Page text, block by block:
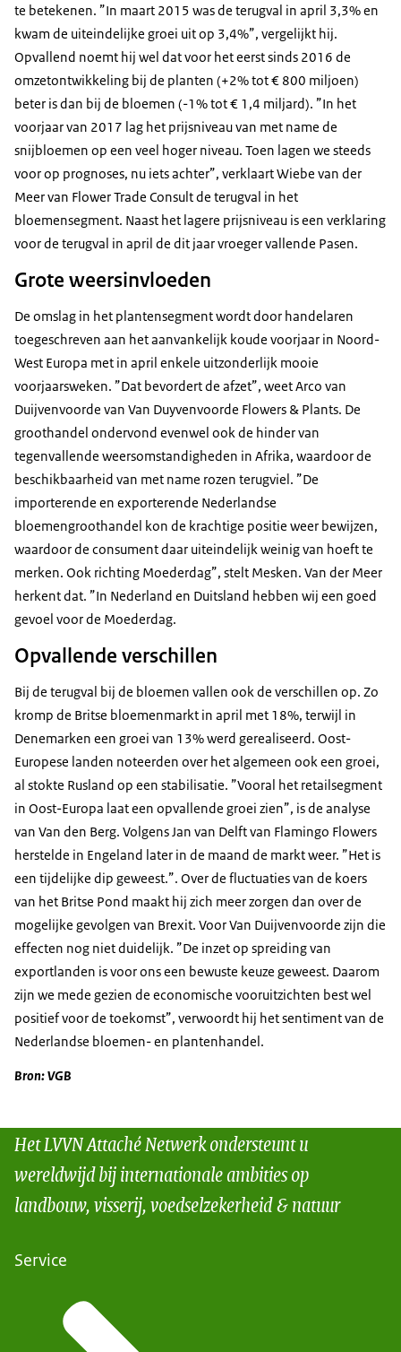
te betekenen. ”In maart 2015 was de terugval in april 3,3% en
kwam de uiteindelijke groei uit op 3,4%”, vergelijkt hij.
Opvallend noemt hij wel dat voor het eerst sinds 2016 de
omzetontwikkeling bij de planten (+2% tot € 800 miljoen)
beter is dan bij de bloemen (-1% tot € 1,4 miljard). ”In het
voorjaar van 2017 lag het prijsniveau van met name de
snijbloemen op een veel hoger niveau. Toen lagen we steeds
voor op prognoses, nu iets achter”, verklaart Wiebe van der
Meer van Flower Trade Consult de terugval in het
bloemensegment. Naast het lagere prijsniveau is een verklaring
voor de terugval in april de dit jaar vroeger vallende Pasen.
Grote weersinvloeden
De omslag in het plantensegment wordt door handelaren
toegeschreven aan het aanvankelijk koude voorjaar in Noord-
West Europa met in april enkele uitzonderlijk mooie
voorjaarsweken. ”Dat bevordert de afzet”, weet Arco van
Duijvenvoorde van Van Duyvenvoorde Flowers & Plants. De
groothandel ondervond evenwel ook de hinder van
tegenvallende weersomstandigheden in Afrika, waardoor de
beschikbaarheid van met name rozen terugviel. ”De
importerende en exporterende Nederlandse
bloemengroothandel kon de krachtige positie weer bewijzen,
waardoor de consument daar uiteindelijk weinig van hoeft te
merken. Ook richting Moederdag”, stelt Mesken. Van der Meer
herkent dat. ”In Nederland en Duitsland hebben wij een goed
gevoel voor de Moederdag.
Opvallende verschillen
Bij de terugval bij de bloemen vallen ook de verschillen op. Zo
kromp de Britse bloemenmarkt in april met 18%, terwijl in
Denemarken een groei van 13% werd gerealiseerd. Oost-
Europese landen noteerden over het algemeen ook een groei,
al stokte Rusland op een stabilisatie. ”Vooral het retailsegment
in Oost-Europa laat een opvallende groei zien”, is de analyse
van Van den Berg. Volgens Jan van Delft van Flamingo Flowers
herstelde in Engeland later in de maand de markt weer. ”Het is
een tijdelijke dip geweest.”. Over de fluctuaties van de koers
van het Britse Pond maakt hij zich meer zorgen dan over de
mogelijke gevolgen van Brexit. Voor Van Duijvenvoorde zijn die
effecten nog niet duidelijk. ”De inzet op spreiding van
exportlanden is voor ons een bewuste keuze geweest. Daarom
zijn we mede gezien de economische vooruitzichten best wel
positief voor de toekomst”, verwoordt hij het sentiment van de
Nederlandse bloemen- en plantenhandel.
Bron: VGB
Het LVVN Attaché Netwerk ondersteunt u
wereldwijd bij internationale ambities op
landbouw, visserij, voedselzekerheid & natuur
Service